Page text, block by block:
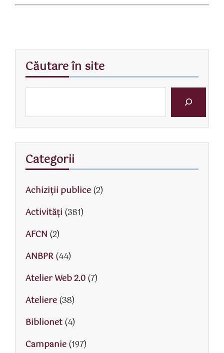
Căutare în site
Categorii
Achiziții publice(2)
Activităţi (381)
AFCN (2)
ANBPR(44)
Atelier Web 2.0(7)
Ateliere(38)
Biblionet(4)
Campanie(197)